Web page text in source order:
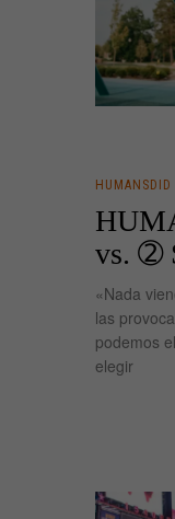
HUMANSDID
vs. ➁
«Nada
las
podemos
elegir